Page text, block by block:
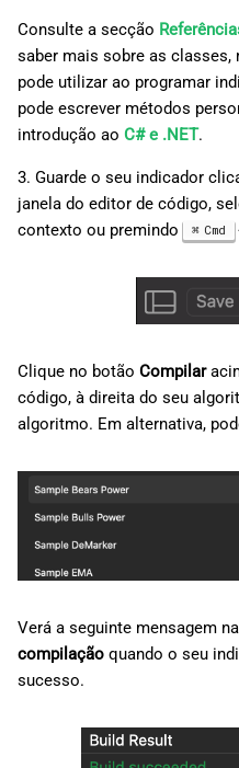
Consulte a secção
saber mais sobre as
pode utilizar ao programar
pode escrever métodos
introdução ao C# e .NET.
3. Guarde o seu indicador
janela do editor de código,
contexto ou premindo
Cmd
Clique no botão Compilar
código, à direita do seu
algoritmo. Em alternativa,
Verá a seguinte mensagem
compilação quando o seu
sucesso.